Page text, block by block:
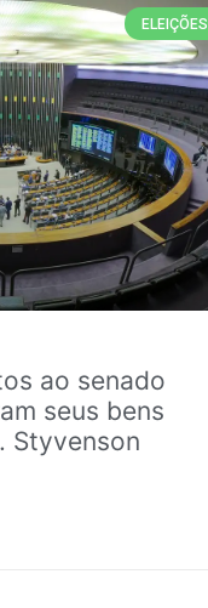
ELEIÇÕES
ao senado
seus bens
Styvenson